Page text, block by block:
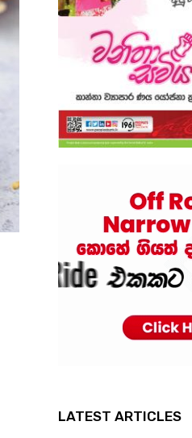
LATEST ARTICLES